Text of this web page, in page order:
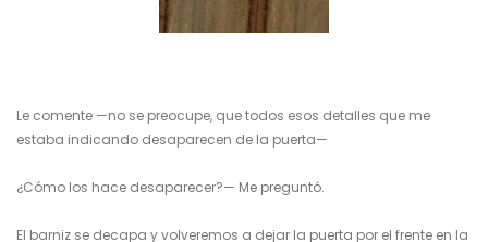
Le comente —no se preocupe, que todos esos detalles que me
estaba indicando desaparecen de la puerta—
¿Cómo los hace desaparecer?— Me preguntó.
El barniz se decapa y volveremos a dejar la puerta por el frente en la